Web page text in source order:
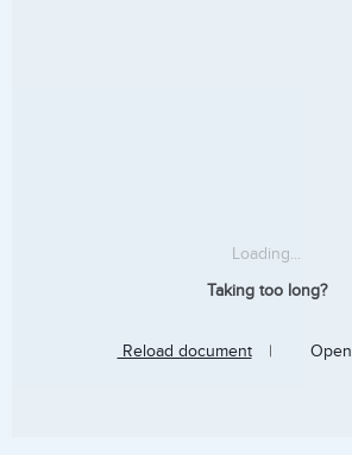
Loading...
Taking too long?
Reload document |